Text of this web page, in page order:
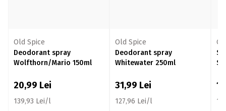
Old Spice
Deodorant spray
Wolfthorn/Mario 150ml
20,99 Lei
139,93 Lei/l
Old Spice
Deodorant spray
Whitewater 250ml
31,99 Lei
127,96 Lei/l